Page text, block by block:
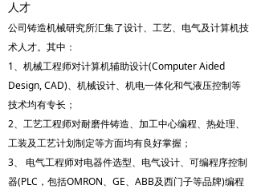
人才
公司铸造机械研究所汇集了设计、工艺、电气及计算机技
术人才。其中：
1、机械工程师对计算机辅助设计(Computer Aided
Design, CAD)、机械设计、机电一体化和气液压控制等
技术均有专长；
2、工艺工程师对耐磨件铸造、加工中心编程、热处理、
工装及工艺计划制定等方面均有良好掌握；
3、 电气工程师对电器件选型、电气设计、可编程序控制
器(PLC，包括OMRON、GE、ABB及西门子等品牌)编程